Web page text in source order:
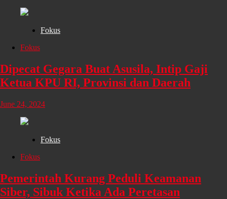
Fokus
Fokus
Dipecat Gegara Buat Asusila, Intip Gaji
Ketua KPU RI, Provinsi dan Daerah
June 24, 2024
Fokus
Fokus
Pemerintah Kurang Peduli Keamanan
Siber, Sibuk Ketika Ada Peretasan